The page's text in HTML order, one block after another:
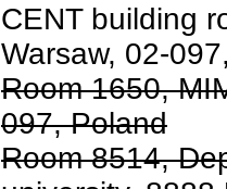
CENT building
Warsaw, 02-
Room 1650,
097, Poland
Room 8514,